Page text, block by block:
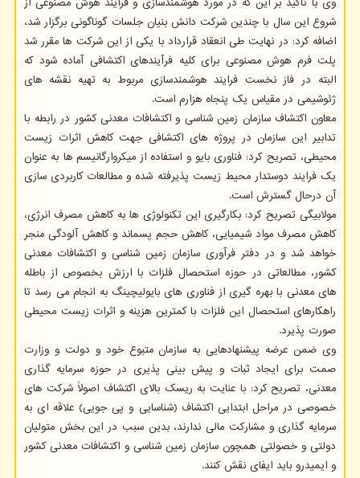
شروع این سال با چندین شرکت دانش بنیان جلسات گوناگونی برگزار شد،
اضافه کرد: در نهایت طی انعقاد قرارداد با یکی از این شرکت ها مقرر شد
پلت فرم هوش مصنوعی برای کلیه فرآیندهای اکتشافی آماده شود که
البته در فاز نخست فرایند هوشمندسازی مربوط به تهیه نقشه های
ژئوشیمی در مقیاس یک پنجاه هزارم است.
معاون اکتشاف سازمان زمین شناسی و اکتشافات معدنی کشور در رابطه با
تدابیر این سازمان در پروژه های اکتشافی جهت کاهش اثرات زیست
محیطی، تصریح کرد: فناوری بایو و استفاده از میکروارگانیسم ها به عنوان
یک فرایند دوستدار محیط زیست پذیرفته شده و مطالعات کاربردی سازی
آن درحال گسترش است.
مولابیگی تصریح کرد: بکارگیری این تکنولوژی ها به کاهش مصرف انرژی،
کاهش مصرف مواد شیمیایی، کاهش حجم پسماند و کاهش آلودگی منجر
خواهد شد و در دفتر فرآوری سازمان زمین شناسی و اکتشافات معدنی
کشور، مطالعاتی در حوزه استحصال فلزات با ارزش بخصوص از باطله
های معدنی با بهره گیری از فناوری های بایولیچینگ به انجام می رسد تا
راهکارهای استحصال این فلزات با کمترین هزینه و اثرات زیست محیطی
صورت پذیرد.
وی ضمن عرضه پیشنهادهایی به سازمان متبوع خود و دولت و وزارت
صمت برای ایجاد ثبات و پیش بینی پذیری در حوزه سرمایه گذاری
معدنی، تصریح کرد: با عنایت به ریسک بالای اکتشاف اصولاً شرکت های
خصوصی در مراحل ابتدایی اکتشاف (شناسایی و پی جویی) علاقه ای به
سرمایه گذاری و مشارکت مالی ندارند، بدین سبب در این بخش متولیان
دولتی و خصولتی همچون سازمان زمین شناسی و اکتشافات معدنی کشور
و ایمیدرو باید ایفای نقش کنند.